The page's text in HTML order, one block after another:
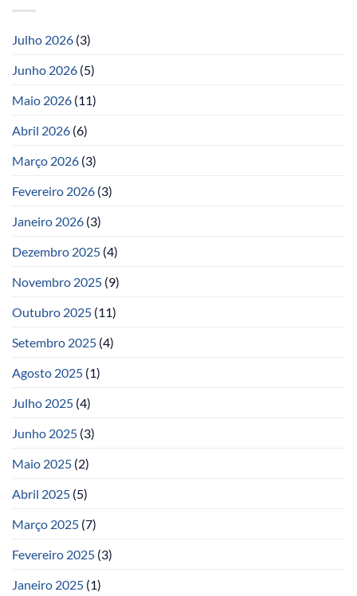
Julho 2026 (3)
Junho 2026 (5)
Maio 2026 (11)
Abril 2026 (6)
Março 2026 (3)
Fevereiro 2026 (3)
Janeiro 2026 (3)
Dezembro 2025 (4)
Novembro 2025 (9)
Outubro 2025 (11)
Setembro 2025 (4)
Agosto 2025 (1)
Julho 2025 (4)
Junho 2025 (3)
Maio 2025 (2)
Abril 2025 (5)
Março 2025 (7)
Fevereiro 2025 (3)
Janeiro 2025 (1)